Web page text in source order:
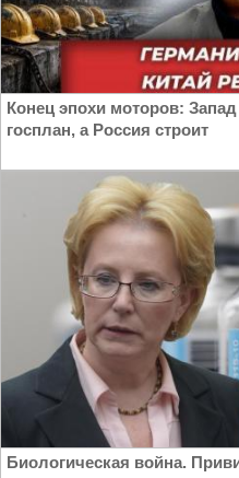
Конец эпохи моторов:
госплан, а Россия строит
Биологическая война.